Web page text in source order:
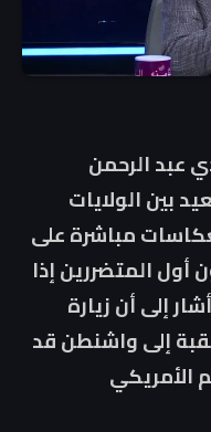
عبد الرحمن
بين الولايات
مباشرة على
أول المتضررين إذا
إلى أن زيارة
إلى واشنطن قد
الأمريكي